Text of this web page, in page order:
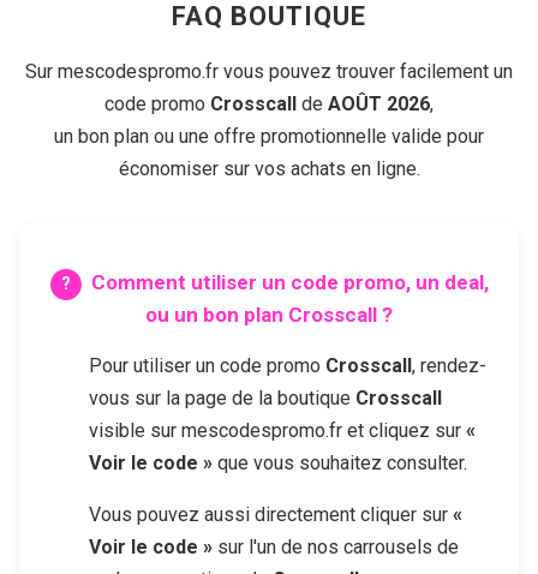
FAQ BOUTIQUE
Sur mescodespromo.fr vous pouvez trouver facilement un
code promo Crosscall de AOÛT 2026,
un bon plan ou une offre promotionnelle valide pour
économiser sur vos achats en ligne.
Comment utiliser un code promo, un deal,
ou un bon plan Crosscall ?
Pour utiliser un code promo Crosscall, rendez-
vous sur la page de la boutique Crosscall
visible sur mescodespromo.fr et cliquez sur «
Voir le code » que vous souhaitez consulter.
Vous pouvez aussi directement cliquer sur «
Voir le code » sur l'un de nos carrousels de